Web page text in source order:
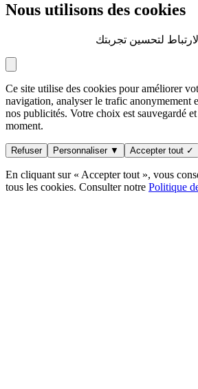
Nous utilisons des cookies
لتحسين تجربتك
Ce site utilise des cookies pour améliorer
navigation, analyser le trafic anonymement
nos publicités. Votre choix est sauvegardé
moment.
Refuser Personnaliser ▼ Accepter tout ✓
En cliquant sur « Accepter tout », vous
tous les cookies. Consulter notre Politique